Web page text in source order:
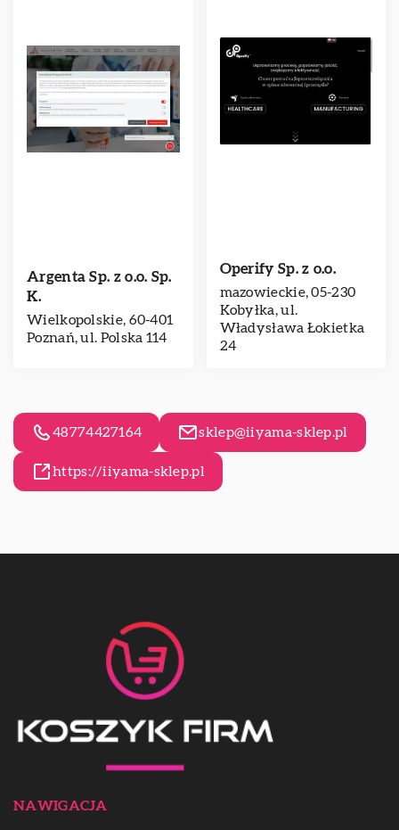
Argenta Sp. z o.o. Sp.
K.
Wielkopolskie, 60-401
Poznań, ul. Polska 114
Operify Sp. z o.o.
mazowieckie, 05-230
Kobyłka, ul.
Władysława Łokietka
24
48774427164 sklep@iiyama-sklep.pl
https://iiyama-sklep.pl
NAWIGACJA